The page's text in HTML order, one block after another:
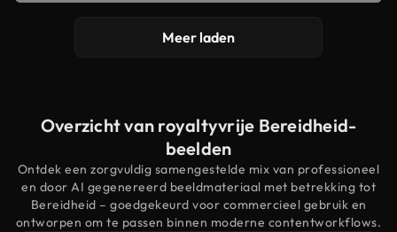
Meer laden
Overzicht van royaltyvrije Bereidheid-
beelden
Ontdek een zorgvuldig samengestelde mix van professioneel
en door AI gegenereerd beeldmateriaal met betrekking tot
Bereidheid – goedgekeurd voor commercieel gebruik en
ontworpen om te passen binnen moderne contentworkflows.